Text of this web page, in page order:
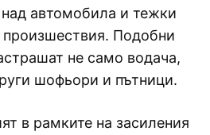
над автомобила и тежки
произшествия. Подобни
не само водача,
шофьори и пътници.
в рамките на засиления